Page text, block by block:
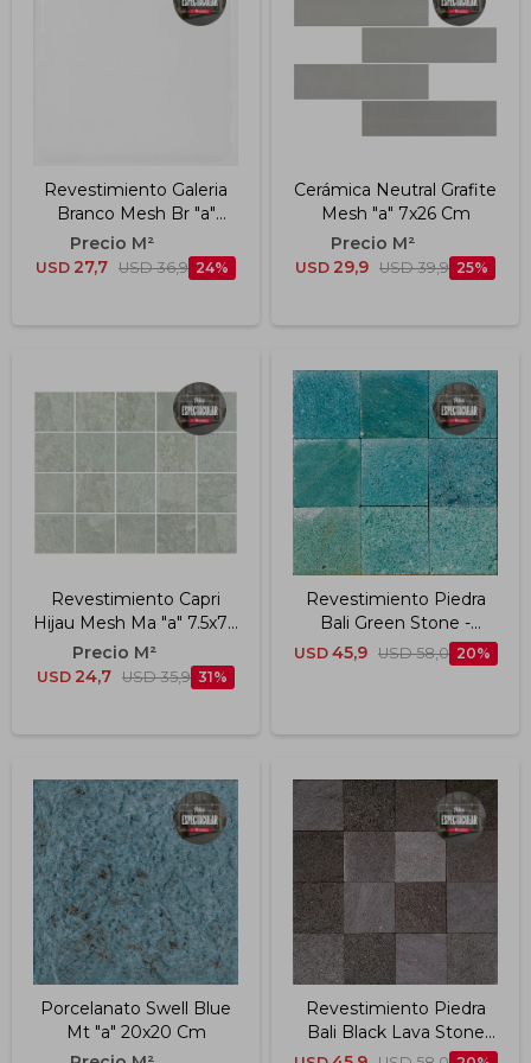
Revestimiento Galeria
Branco Mesh Br "a"
7.5x7.5 Cm
USD 27,7 USD 36,9 24
Cerámica Neutral Grafite
Mesh "a" 7x26 Cm
USD 29,9 USD 39,9 25
Revestimiento Capri
Hijau Mesh Ma "a" 7.5x7.5
Cm
USD 24,7 USD 35,9 31
Revestimiento Piedra
Bali Green Stone -
100x100x10 Mm
USD 45,9 USD 58,0 20
Porcelanato Swell Blue
Mt "a" 20x20 Cm
Revestimiento Piedra
Bali Black Lava Stone
100x100x10mm